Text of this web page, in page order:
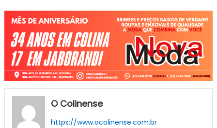
O Colinense
https://www.ocolinense.com.br